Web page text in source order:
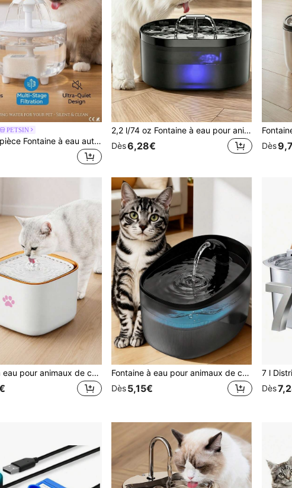
PETSIN
PETSIN 1 pièce Fontaine à eau automatique pour animaux de compagnie alimentée par USB de 1,5 L, fonctionnement silencieux, conception facile à nettoyer, convient aux chats et aux petits animaux, sans pile requise (adaptateur non inclus), pompe à eau de couleur aléatoire
2,2 l/74 oz Fontaine à eau pour animaux de compagnie | Distributeur d'eau silencieux pour chats et chiens avec lumière LED et filtre multicouche, écoulement d'eau en forme de T, distributeur d'eau automatique pour animaux de compagnie, alimenté par USB
Dès6,28€
Dès
Fontaine à eau pour animaux de compagnie 3L/101,45oz, convient aux chats et aux chiens, distributeur d'eau automatique avec filtre, système de circulation d'eau silencieux, distributeur d'eau pour chat de grande capacité, facile à nettoyer
Fontaine à eau pour animaux de compagnie 2,2L, distributeur d'eau automatique pour chats, distributeur d'eau automatique avec filtre de style fontaine, pompe à eau silencieuse, modèle amélioré avec lumière LED et fonction d'arrêt automatique en cas de manque d'eau, modèle de base sans lumière LED avec protection contre la marche à sec en cas de manque d'eau; convient aux petits et moyens chats et chiens, arrosage automatique/la pompe à eau de rechange peut être achetée séparément
Dès5,15€
Dès